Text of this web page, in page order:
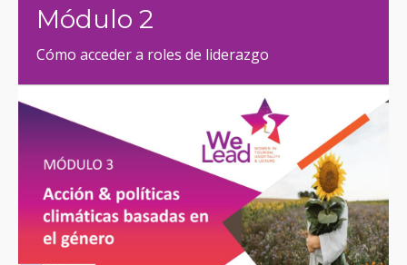
Módulo 2
Cómo acceder a roles de liderazgo